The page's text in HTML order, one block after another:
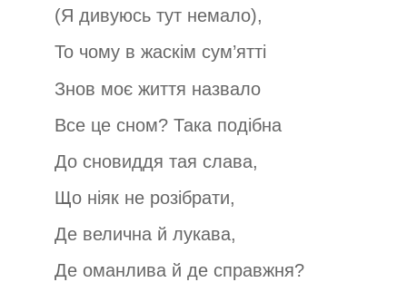
(Я дивуюсь тут немало),
То чому в жаскім сум’ятті
Знов моє життя назвало
Все це сном? Така подібна
До сновиддя тая слава,
Що ніяк не розібрати,
Де велична й лукава,
Де оманлива й де справжня?